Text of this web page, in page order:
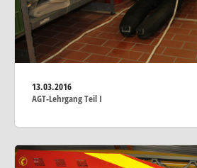
13.03.2016
AGT-Lehrgang Teil I